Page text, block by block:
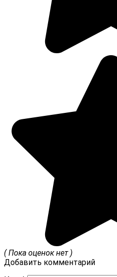
( Пока оценок нет )
Добавить комментарий